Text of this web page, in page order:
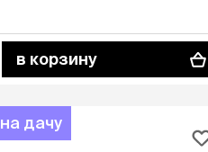
в корзину
на дачу